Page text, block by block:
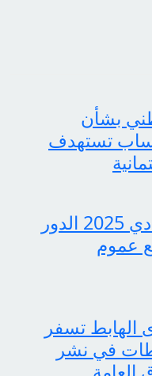
بشأن
تستهدف
pdf نتائج السادس الاعدادي 2025 الدور
عموم
تسفر
في نشر